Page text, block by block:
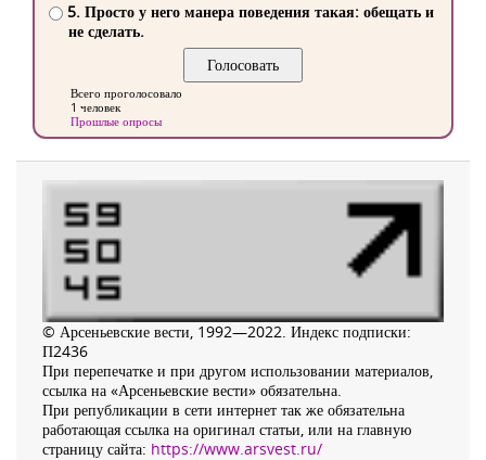
5. Просто у него манера поведения такая: обещать и
не сделать.
Всего проголосовало
1 человек
Прошлые опросы
© Арсеньевские вести, 1992—2022. Индекс подписки:
П2436
При перепечатке и при другом использовании материалов,
ссылка на «Арсеньевские вести» обязательна.
При републикации в сети интернет так же обязательна
работающая ссылка на оригинал статьи, или на главную
страницу сайта: https://www.arsvest.ru/